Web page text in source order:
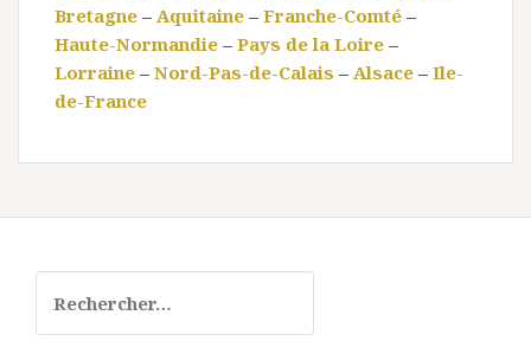
Bretagne – Aquitaine – Franche-Comté –
Haute-Normandie – Pays de la Loire –
Lorraine – Nord-Pas-de-Calais – Alsace – Ile-
de-France